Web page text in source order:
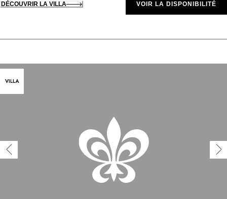
DÉCOUVRIR LA VILLA VOIR LA DISPONIBILITÉ
VILLA